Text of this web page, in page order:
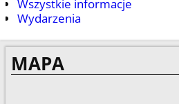
Wszystkie informacje
Wydarzenia
MAPA